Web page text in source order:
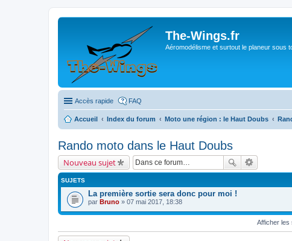
The-Wings.fr
Aéromodélisme et surtout le planeur sous
Accès rapide FAQ
Accueil Index du forum Moto une région : le Haut Doubs
Rando moto dans le Haut Doubs
Nouveau sujet
SUJETS
La première sortie sera donc pour moi !
par Bruno » 07 mai 2017, 18:38
Afficher les